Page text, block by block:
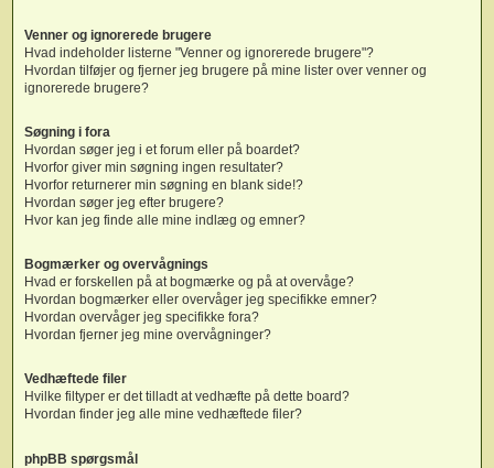
Venner og ignorerede brugere
Hvad indeholder listerne "Venner og ignorerede brugere"?
Hvordan tilføjer og fjerner jeg brugere på mine lister over venner og
ignorerede brugere?
Søgning i fora
Hvordan søger jeg i et forum eller på boardet?
Hvorfor giver min søgning ingen resultater?
Hvorfor returnerer min søgning en blank side!?
Hvordan søger jeg efter brugere?
Hvor kan jeg finde alle mine indlæg og emner?
Bogmærker og overvågnings
Hvad er forskellen på at bogmærke og på at overvåge?
Hvordan bogmærker eller overvåger jeg specifikke emner?
Hvordan overvåger jeg specifikke fora?
Hvordan fjerner jeg mine overvågninger?
Vedhæftede filer
Hvilke filtyper er det tilladt at vedhæfte på dette board?
Hvordan finder jeg alle mine vedhæftede filer?
phpBB spørgsmål